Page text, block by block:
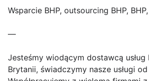
Wsparcie BHP, outsourcing BHP,
—
Jesteśmy wiodącym dostawcą usług
Brytanii, świadczymy nasze usługi